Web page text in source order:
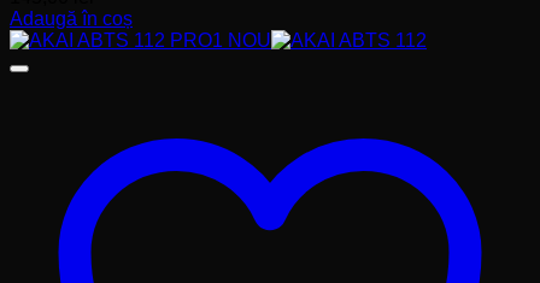
Adaugă în coș